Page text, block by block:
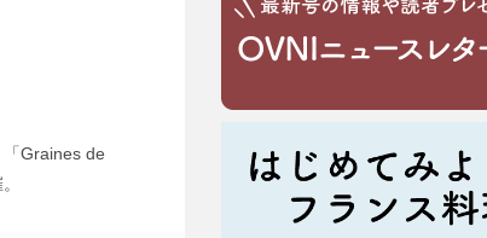
Graines de